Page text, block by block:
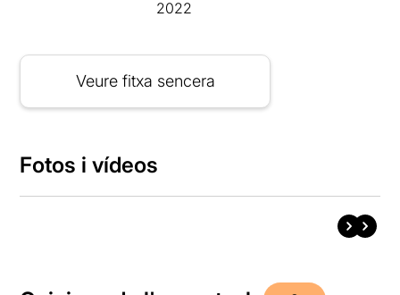
2022
Veure fitxa sencera
Fotos i vídeos